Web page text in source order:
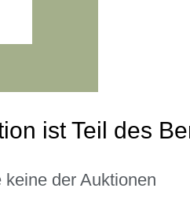
ist Teil des
der Auktionen